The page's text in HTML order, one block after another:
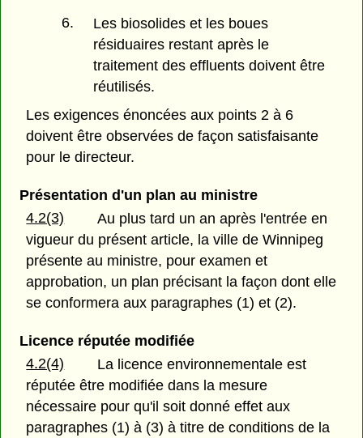
6.
Les biosolides et les boues
résiduaires restant après le
traitement des effluents doivent être
réutilisés.
Les exigences énoncées aux points 2 à 6
doivent être observées de façon satisfaisante
pour le directeur.
Présentation d'un plan au ministre
4.2(3)
Au plus tard un an après l'entrée en
vigueur du présent article, la ville de Winnipeg
présente au ministre, pour examen et
approbation, un plan précisant la façon dont elle
se conformera aux paragraphes (1) et (2).
Licence réputée modifiée
4.2(4)
La licence environnementale est
réputée être modifiée dans la mesure
nécessaire pour qu'il soit donné effet aux
paragraphes (1) à (3) à titre de conditions de la